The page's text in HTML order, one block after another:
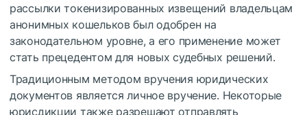
рассылки токенизированных извещений владельцам
анонимных кошельков был одобрен на
законодательном уровне, а его применение может
стать прецедентом для новых судебных решений.
Традиционным методом вручения юридических
документов является личное вручение. Некоторые
юрисдикции также разрешают отправлять